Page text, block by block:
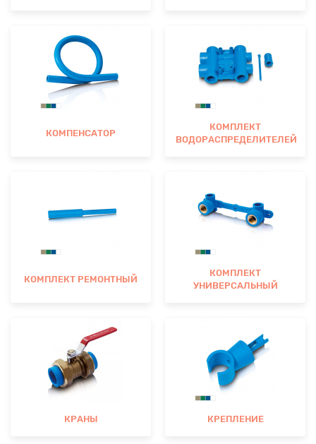
КОМПЕНСАТОР
КОМПЛЕКТ
ВОДОРАСПРЕДЕЛИТЕЛЕЙ
КОМПЛЕКТ РЕМОНТНЫЙ
КОМПЛЕКТ
УНИВЕРСАЛЬНЫЙ
КРАНЫ КРЕПЛЕНИЕ